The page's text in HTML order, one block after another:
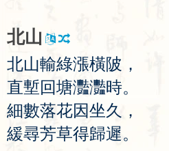
北山
北山輸綠漲橫陂 ，
直塹回塘灩灩時。
細數落花因坐久 ，
緩尋芳草得歸遲。